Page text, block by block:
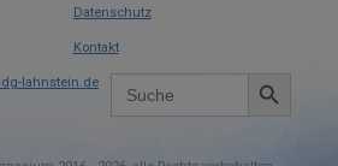
lahnstein.de
Datenschutz
Kontakt
Search
for:
Search Button